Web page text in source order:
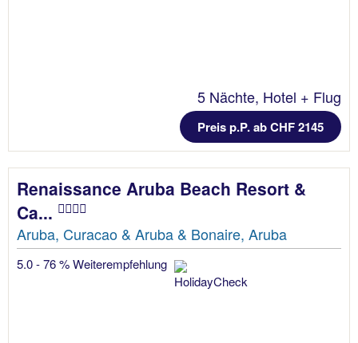
5 Nächte, Hotel + Flug
Preis p.P. ab CHF 2145
Renaissance Aruba Beach Resort &
Ca...
Aruba, Curacao & Aruba & Bonaire, Aruba
5.0 - 76 % Weiterempfehlung